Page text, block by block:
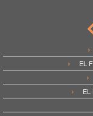
EL
EL